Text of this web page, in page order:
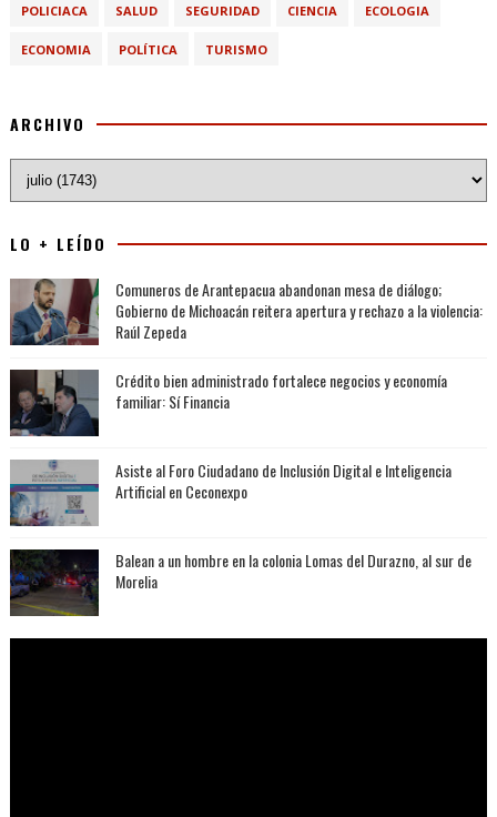
POLICIACA SALUD SEGURIDAD CIENCIA ECOLOGIA
ECONOMIA POLÍTICA TURISMO
ARCHIVO
LO + LEÍDO
Comuneros de Arantepacua abandonan mesa de diálogo;
Gobierno de Michoacán reitera apertura y rechazo a la violencia:
Raúl Zepeda
Crédito bien administrado fortalece negocios y economía
familiar: Sí Financia
Asiste al Foro Ciudadano de Inclusión Digital e Inteligencia
Artificial en Ceconexpo
Balean a un hombre en la colonia Lomas del Durazno, al sur de
Morelia